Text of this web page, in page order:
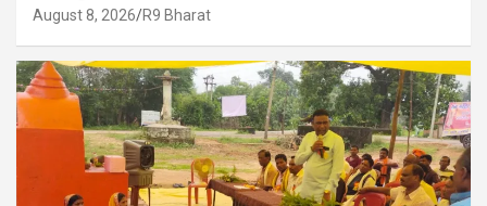
August 8, 2026 R9 Bharat